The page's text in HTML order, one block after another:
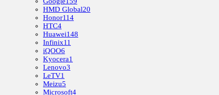
HMD Global20
Honor114
HTC4
Huawei148
Infinix11
iQOO6
Kyocera1
Lenovo3
LeTV1
Meizu5
Microsoft4